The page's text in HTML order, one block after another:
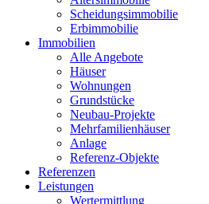
Scheidungsimmobilie
Erbimmobilie
Immobilien
Alle Angebote
Häuser
Wohnungen
Grundstücke
Neubau-Projekte
Mehrfamilienhäuser
Anlage
Referenz-Objekte
Referenzen
Leistungen
Wertermittlung